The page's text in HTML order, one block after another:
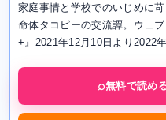
家庭事情と学校でのいじめに
命体タコピーの交流譚。ウェ
+』2021年12月10日より2022
無料で読め